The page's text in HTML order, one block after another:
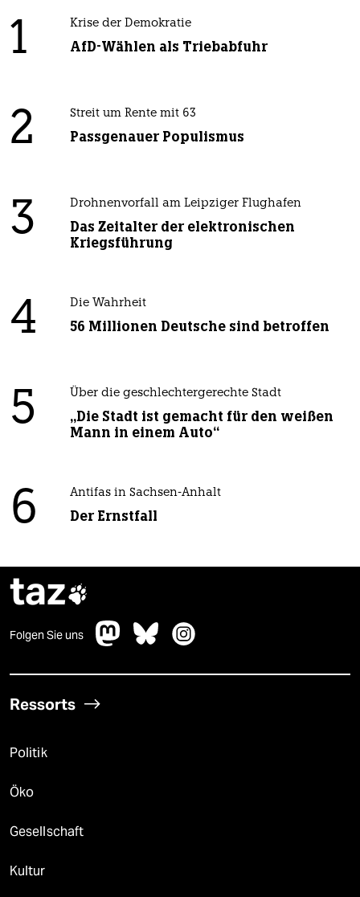
1 Krise der Demokratie
AfD-Wählen als Triebabfuhr
2 Streit um Rente mit 63
Passgenauer Populismus
3 Drohnenvorfall am Leipziger Flughafen
Das Zeitalter der elektronischen
Kriegsführung
4 Die Wahrheit
56 Millionen Deutsche sind betroffen
5 Über die geschlechtergerechte Stadt
„Die Stadt ist gemacht für den weißen
Mann in einem Auto“
6 Antifas in Sachsen-Anhalt
Der Ernstfall
taz
Folgen Sie uns
Ressorts
Politik
Öko
Gesellschaft
Kultur